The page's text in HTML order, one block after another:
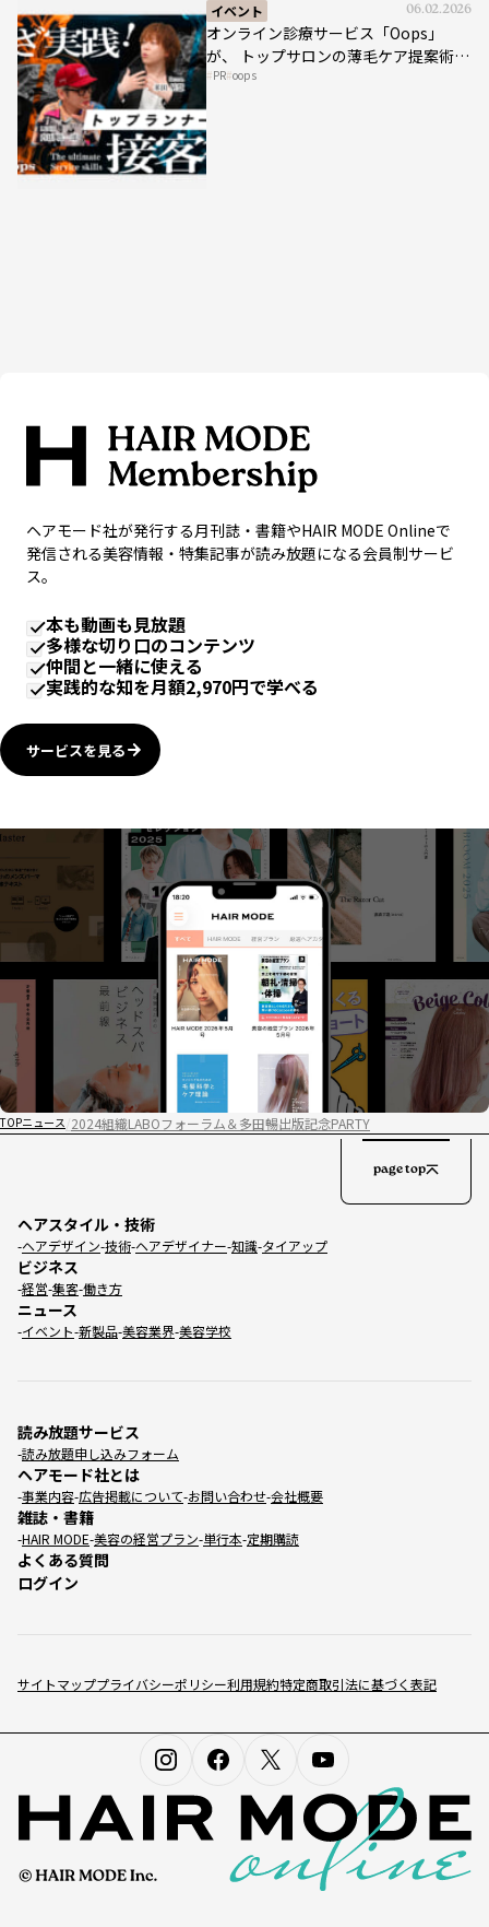
イベント 06.02.2026
オンライン診療サービス「Oops」
が、 トップサロンの薄毛ケア提案術を
HAIRCAMPで公開！
PR oops
ヘアモード社が発行する月刊誌・書籍やHAIR MODE Onlineで
発信される美容情報・特集記事が読み放題になる会員制サービ
ス。
本も動画も見放題
多様な切り口のコンテンツ
仲間と一緒に使える
実践的な知を月額2,970円で学べる
サービスを見る
TOPニュース 2024組織LABOフォーラム＆多田暢出版記念PARTY
サイトマッププライバシーポリシー利用規約特定商取引法に基づく表記
ヘアスタイル・技術
ヘアデザイン 技術 ヘアデザイナー 知識 タイアップ
ビジネス
経営 集客 働き方
ニュース
イベント 新製品 美容業界 美容学校
読み放題サービス
読み放題申し込みフォーム
ヘアモード社とは
事業内容 広告掲載について お問い合わせ 会社概要
雑誌・書籍
HAIR MODE 美容の経営プラン 単行本 定期購読
よくある質問
ログイン
page top